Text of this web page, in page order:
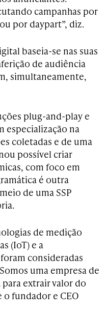
campanhas por
por daypart”, diz.
baseia-se nas suas
de audiência
simultaneamente,
plug-and-play e
especialização na
coletadas e de uma
possível criar
com foco em
é outra
de uma SSP
de medição
(IoT) e a
consideradas
uma empresa de
extrair valor do
o fundador e CEO